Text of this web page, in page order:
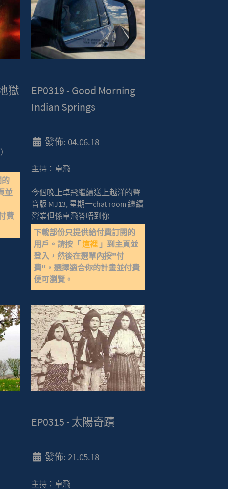
獄
的
並
費
EP0319 - Good Morning
Indian Springs
發佈: 04.06.18
主持：卓飛
今個晚上卓飛繼續送上越洋的聲
音版 MJ13, 星期一chat room 繼續
營業但係卓飛答唔到你
下載部份只提供給付費訂閱的
用戶。請按「這裡 」到主頁並
登入，然後在選單內按"付
費"，選擇適合你的計畫並付費
便可瀏覽。
EP0315 - 太陽奇蹟
發佈: 21.05.18
主持：卓飛